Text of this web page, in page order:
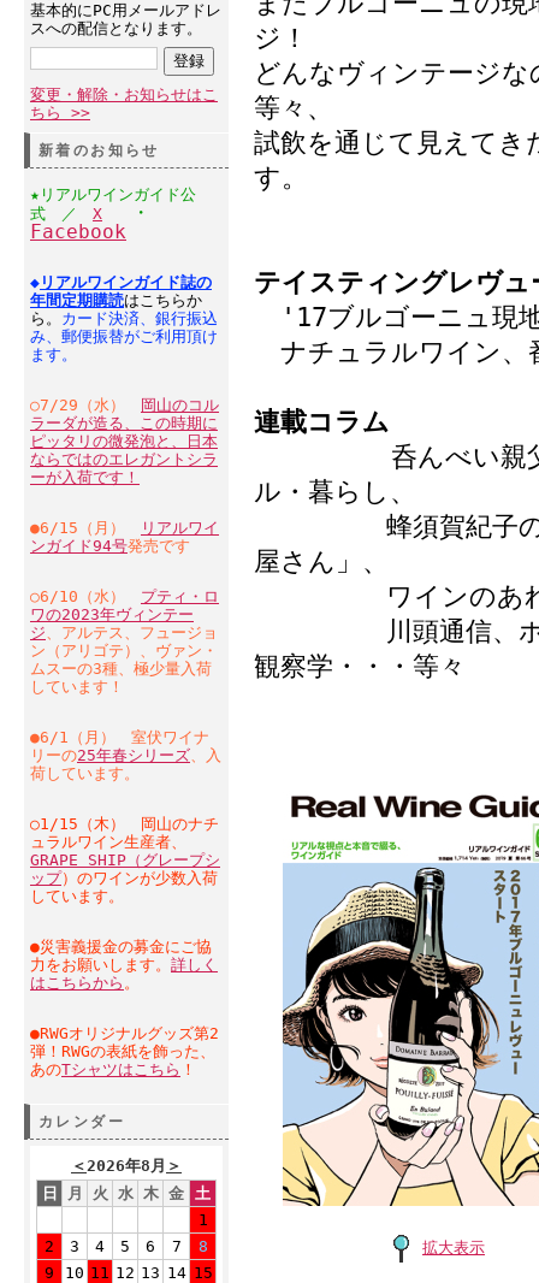
基本的にPC用メールアドレ
スへの配信となります。
変更・解除・お知らせはこ
ちら >>
新着のお知らせ
★リアルワインガイド公
式 ／ X
・
Facebook
◆ リアルワインガイド誌の
年間定期購読はこちらか
ら。 カード決済、銀行振込
み、郵便振替がご利用頂け
ます。
○7/29（水）
岡山のコル
ラーダが造る、この時期に
ピッタリの微発泡と、日本
ならではのエレガントシラ
ーが入荷です！
●6/15（月）
リアルワイ
ンガイド94号発売です
○6/10（水） プティ・ロ
ワの2023年ヴィンテー
ジ、アルテス、フュージョ
ン（アリゴテ）、ヴァン・
ムスーの3種、極少量入荷
しています！
●6/1（月） 室伏ワイナ
リーの25年春シリーズ、入
荷しています。
○1/15（木） 岡山のナチ
ュラルワイン生産者、
GRAPE SHIP（グレープシ
ップ）のワインが少数入荷
しています。
●災害義援金の募金にご協
力をお願いします。 詳しく
はこちらから 。
●RWGオリジナルグッズ第2
弾！RWGの表紙を飾った、
あのTシャツはこちら ！
カレンダー
＜2026年8月 ＞
日
月 火 水 木 金 土
1
2
3 4 5 6 7
8
9
10 11 12 13 14 15
ジ！
どんなヴィンテージ
等々、
試飲を通じて見えて
す。
テイスティングレヴュ
'17ブルゴーニュ現
ナチュラルワイン、
連載コラム
呑んべい親父の雑
ル・暮らし、
蜂須賀紀子のは・
屋さん」、
ワインのあれこ
川頭通信、ホン
観察学・・・等々
拡大表示